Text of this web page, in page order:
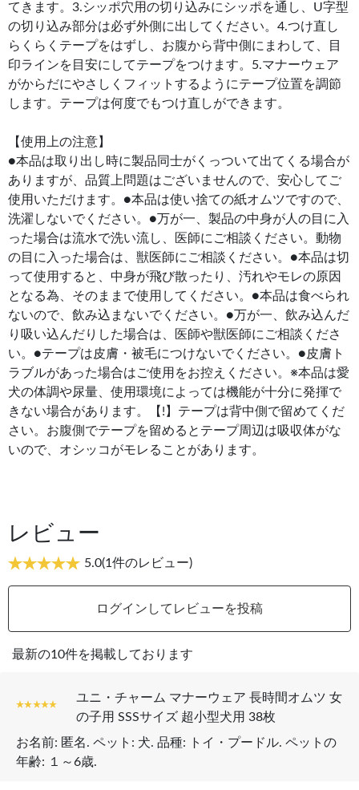
てきます。3.シッポ穴用の切り込みにシッポを通し、U字型
の切り込み部分は必ず外側に出してください。4.つけ直し
らくらくテープをはずし、お腹から背中側にまわして、目
印ラインを目安にしてテープをつけます。5.マナーウェア
がからだにやさしくフィットするようにテープ位置を調節
します。テープは何度でもつけ直しができます。
【使用上の注意】
●本品は取り出し時に製品同士がくっついて出てくる場合が
ありますが、品質上問題はございませんので、安心してご
使用いただけます。●本品は使い捨ての紙オムツですので、
洗濯しないでください。●万が一、製品の中身が人の目に入
った場合は流水で洗い流し、医師にご相談ください。動物
の目に入った場合は、獣医師にご相談ください。●本品は切
って使用すると、中身が飛び散ったり、汚れやモレの原因
となる為、そのままで使用してください。●本品は食べられ
ないので、飲み込まないでください。●万が一、飲み込んだ
り吸い込んだりした場合は、医師や獣医師にご相談くださ
い。●テープは皮膚・被毛につけないでください。●皮膚ト
ラブルがあった場合はご使用をお控えください。※本品は愛
犬の体調や尿量、使用環境によっては機能が十分に発揮で
きない場合があります。【!】テープは背中側で留めてくだ
さい。お腹側でテープを留めるとテープ周辺は吸収体がな
いので、オシッコがモレることがあります。
レビュー
5.0(1件のレビュー)
ログインしてレビューを投稿
最新の10件を掲載しております
ユニ・チャーム マナーウェア 長時間オムツ 女
の子用 SSSサイズ 超小型犬用 38枚
お名前: 匿名. ペット: 犬. 品種: トイ・プードル. ペットの
年齢: １～6歳.